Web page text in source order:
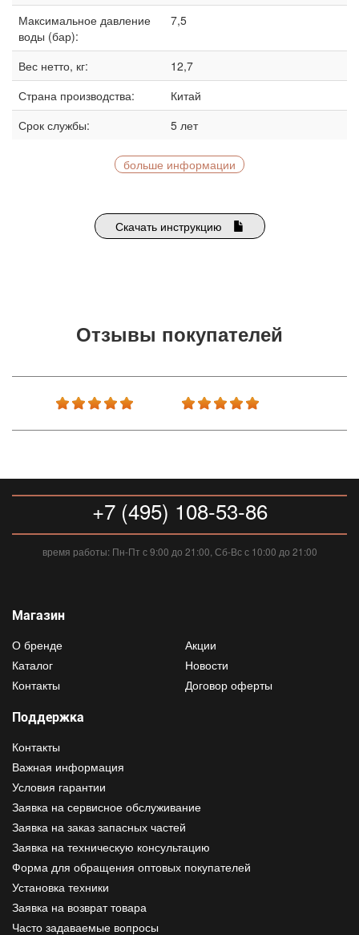
Максимальное давление
воды (бар):
7,5
Вес нетто, кг:
12,7
Страна производства:
Китай
Срок службы:
5 лет
больше информации
Скачать инструкцию
Отзывы покупателей
+7 (495) 108-53-86
время работы: Пн-Пт с 9:00 до 21:00, Сб-Вс с 10:00 до 21:00
Магазин
О бренде
Каталог
Контакты
Акции
Новости
Договор оферты
Поддержка
Контакты
Важная информация
Условия гарантии
Заявка на сервисное обслуживание
Заявка на заказ запасных частей
Заявка на техническую консультацию
Форма для обращения оптовых покупателей
Установка техники
Заявка на возврат товара
Часто задаваемые вопросы